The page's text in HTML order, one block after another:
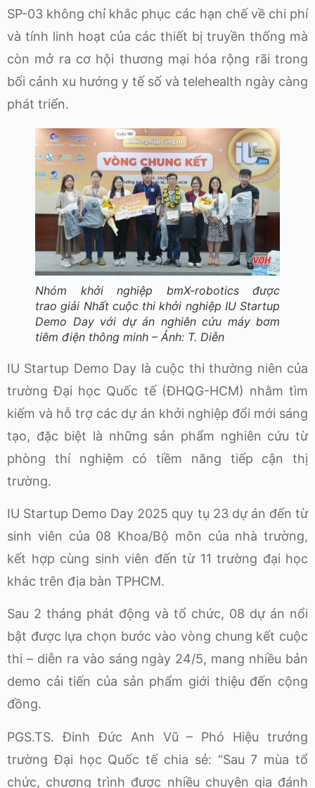
SP-03 không chỉ khắc phục các hạn chế về chi phí
và tính linh hoạt của các thiết bị truyền thống mà
còn mở ra cơ hội thương mại hóa rộng rãi trong
bối cảnh xu hướng y tế số và telehealth ngày càng
phát triển.
Nhóm khởi nghiệp bmX-robotics được
trao giải Nhất cuộc thi khởi nghiệp IU Startup
Demo Day với dự án nghiên cứu máy bơm
tiêm điện thông minh – Ảnh: T. Diễn
IU Startup Demo Day là cuộc thi thường niên của
trường Đại học Quốc tế (ĐHQG-HCM) nhằm tìm
kiếm và hỗ trợ các dự án khởi nghiệp đổi mới sáng
tạo, đặc biệt là những sản phẩm nghiên cứu từ
phòng thí nghiệm có tiềm năng tiếp cận thị
trường.
IU Startup Demo Day 2025 quy tụ 23 dự án đến từ
sinh viên của 08 Khoa/Bộ môn của nhà trường,
kết hợp cùng sinh viên đến từ 11 trường đại học
khác trên địa bàn TPHCM.
Sau 2 tháng phát động và tổ chức, 08 dự án nổi
bật được lựa chọn bước vào vòng chung kết cuộc
thi – diễn ra vào sáng ngày 24/5, mang nhiều bản
demo cải tiến của sản phẩm giới thiệu đến cộng
đồng.
PGS.TS. Đinh Đức Anh Vũ – Phó Hiệu trưởng
trường Đại học Quốc tế chia sẻ: “Sau 7 mùa tổ
chức, chương trình được nhiều chuyên gia đánh